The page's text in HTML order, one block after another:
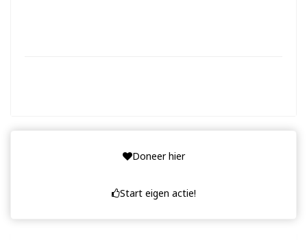
Doneer hier
Start eigen actie!